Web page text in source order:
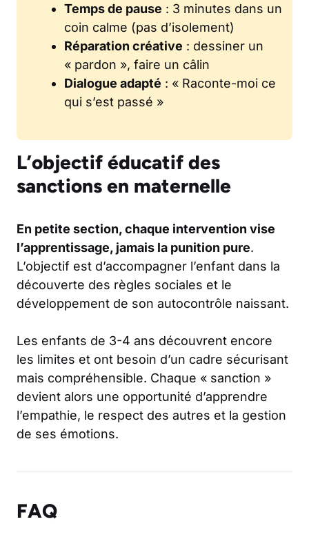
Temps de pause : 3 minutes dans un
coin calme (pas d’isolement)
Réparation créative : dessiner un
« pardon », faire un câlin
Dialogue adapté : « Raconte-moi ce
qui s’est passé »
L’objectif éducatif des
sanctions en maternelle
En petite section, chaque intervention vise
l’apprentissage, jamais la punition pure.
L’objectif est d’accompagner l’enfant dans la
découverte des règles sociales et le
développement de son autocontrôle naissant.
Les enfants de 3-4 ans découvrent encore
les limites et ont besoin d’un cadre sécurisant
mais compréhensible. Chaque « sanction »
devient alors une opportunité d’apprendre
l’empathie, le respect des autres et la gestion
de ses émotions.
FAQ